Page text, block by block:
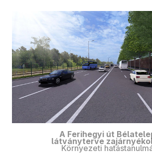
A Ferihegyi út
látványterve
Környezeti